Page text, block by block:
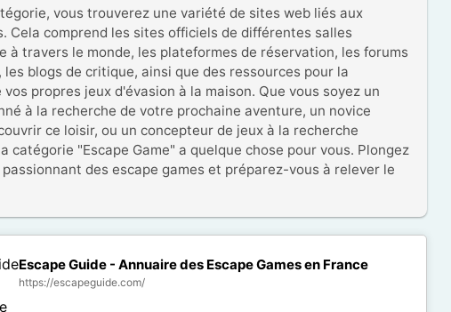
vous trouverez une variété de sites web liés aux
Cela comprend les sites officiels de différentes salles
à travers le monde, les plateformes de réservation, les forums
les blogs de critique, ainsi que des ressources pour la
propres jeux d'évasion à la maison. Que vous soyez un
à la recherche de votre prochaine aventure, un novice
ce loisir, ou un concepteur de jeux à la recherche
catégorie "Escape Game" a quelque chose pour vous. Plongez
des escape games et préparez-vous à relever le
Escape Guide - Annuaire des Escape Games en France
https://escapeguide.com/